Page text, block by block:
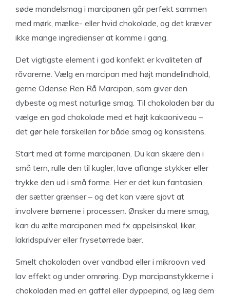
søde mandelsmag i marcipanen går perfekt sammen
med mørk, mælke- eller hvid chokolade, og det kræver
ikke mange ingredienser at komme i gang.
Det vigtigste element i god konfekt er kvaliteten af
råvarerne. Vælg en marcipan med højt mandelindhold,
gerne Odense Ren Rå Marcipan, som giver den
dybeste og mest naturlige smag. Til chokoladen bør du
vælge en god chokolade med et højt kakaoniveau –
det gør hele forskellen for både smag og konsistens.
Start med at forme marcipanen. Du kan skære den i
små tern, rulle den til kugler, lave aflange stykker eller
trykke den ud i små forme. Her er det kun fantasien,
der sætter grænser – og det kan være sjovt at
involvere børnene i processen. Ønsker du mere smag,
kan du ælte marcipanen med fx appelsinskal, likør,
lakridspulver eller frysetørrede bær.
Smelt chokoladen over vandbad eller i mikroovn ved
lav effekt og under omrøring. Dyp marcipanstykkerne i
chokoladen med en gaffel eller dyppepind, og læg dem